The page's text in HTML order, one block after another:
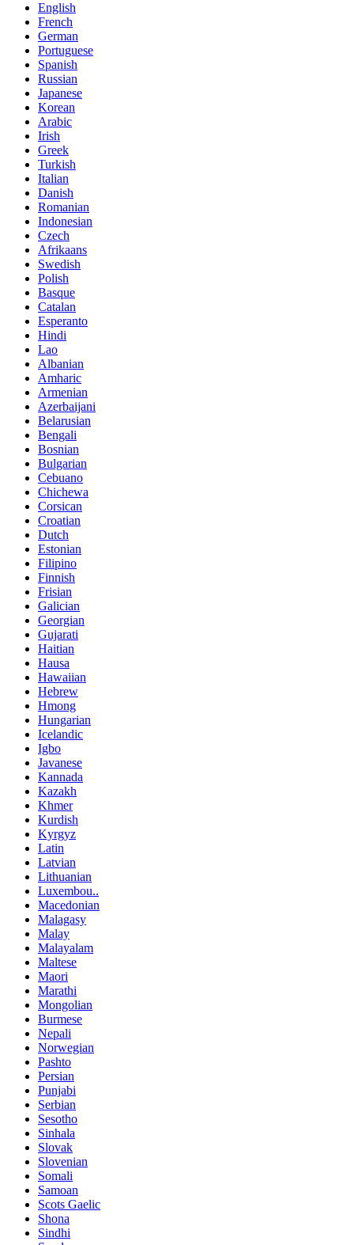
English
French
German
Portuguese
Spanish
Russian
Japanese
Korean
Arabic
Irish
Greek
Turkish
Italian
Danish
Romanian
Indonesian
Czech
Afrikaans
Swedish
Polish
Basque
Catalan
Esperanto
Hindi
Lao
Albanian
Amharic
Armenian
Azerbaijani
Belarusian
Bengali
Bosnian
Bulgarian
Cebuano
Chichewa
Corsican
Croatian
Dutch
Estonian
Filipino
Finnish
Frisian
Galician
Georgian
Gujarati
Haitian
Hausa
Hawaiian
Hebrew
Hmong
Hungarian
Icelandic
Igbo
Javanese
Kannada
Kazakh
Khmer
Kurdish
Kyrgyz
Latin
Latvian
Lithuanian
Luxembou..
Macedonian
Malagasy
Malay
Malayalam
Maltese
Maori
Marathi
Mongolian
Burmese
Nepali
Norwegian
Pashto
Persian
Punjabi
Serbian
Sesotho
Sinhala
Slovak
Slovenian
Somali
Samoan
Scots Gaelic
Shona
Sindhi